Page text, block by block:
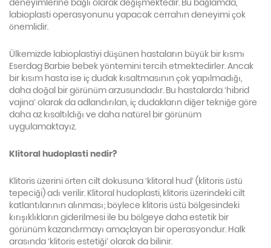
deneyimlerine bağlı olarak değişmektedir. Bu bağlamda,
labioplasti operasyonunu yapacak cerrahın deneyimi çok
önemlidir.
Ülkemizde labioplastiyi düşünen hastaların büyük bir kısmı
Eserdag Barbie bebek yöntemini tercih etmektedirler. Ancak
bir kısım hasta ise iç dudak kısaltmasının çok yapılmadığı,
daha doğal bir görünüm arzusundadır. Bu hastalarda ‘hibrid
vajina’ olarak da adlandırılan, iç dudakların diğer tekniğe göre
daha az kısaltıldığı ve daha natürel bir görünüm
uygulamaktayız.
Klitoral hudoplasti nedir?
Klitoris üzerini örten cilt dokusuna ‘klitoral hud’ (klitoris üstü
tepeciği) adı verilir. Klitoral hudoplasti, klitoris üzerindeki cilt
katlantılarının alınması; böylece klitoris üstü bölgesindeki
kırışıklıkların giderilmesi ile bu bölgeye daha estetik bir
görünüm kazandırmayı amaçlayan bir operasyondur. Halk
arasında ‘klitoris estetiği’ olarak da bilinir.